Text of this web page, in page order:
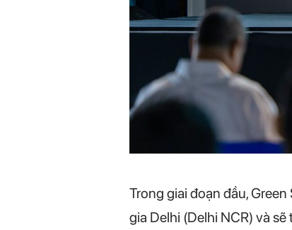
Trong giai đoạn đầu,
gia Delhi (Delhi NCR) và